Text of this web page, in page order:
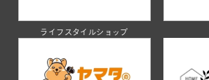
ライフスタイルショップ